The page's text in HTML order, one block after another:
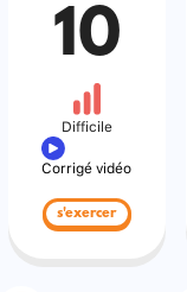
10
Difficile
Corrigé vidéo
s'exercer